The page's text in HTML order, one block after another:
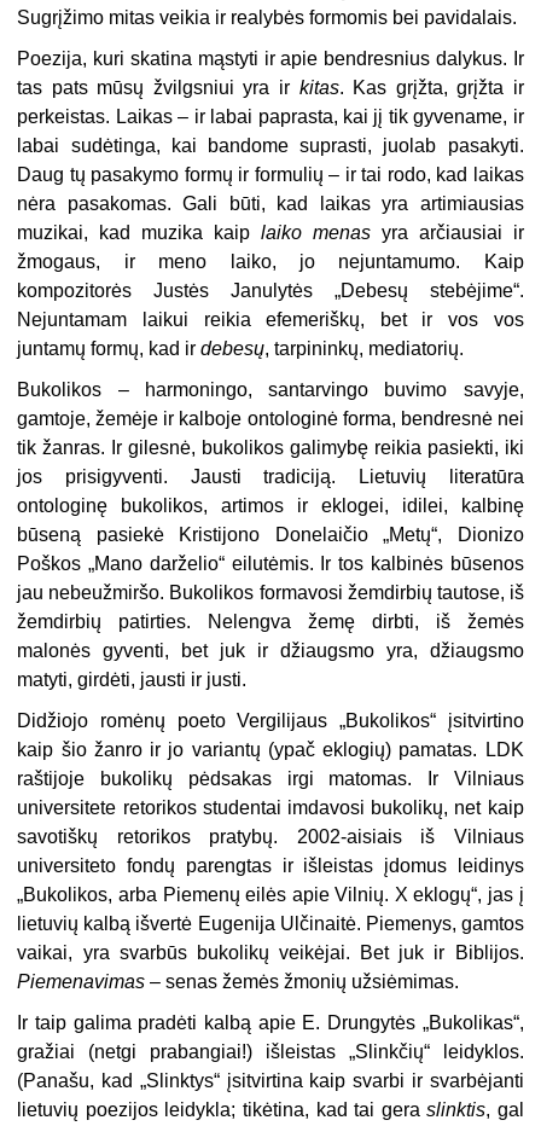
Sugrįžimo mitas veikia ir realybės formomis bei pavidalais.
Poezija, kuri skatina mąstyti ir apie bendresnius dalykus. Ir
tas pats mūsų žvilgsniui yra ir kitas. Kas grįžta, grįžta ir
perkeistas. Laikas – ir labai paprasta, kai jį tik gyvename, ir
labai sudėtinga, kai bandome suprasti, juolab pasakyti.
Daug tų pasakymo formų ir formulių – ir tai rodo, kad laikas
nėra pasakomas. Gali būti, kad laikas yra artimiausias
muzikai, kad muzika kaip laiko menasyra arčiausiai ir
žmogaus, ir meno laiko, jo nejuntamumo. Kaip
kompozitorės Justės Janulytės „Debesų stebėjime“.
Nejuntamam laikui reikia efemeriškų, bet ir vos vos
juntamų formų, kad irdebesų, tarpininkų, mediatorių.
Bukolikos – harmoningo, santarvingo buvimo savyje,
gamtoje, žemėje ir kalboje ontologinė forma, bendresnė nei
tik žanras. Ir gilesnė, bukolikos galimybę reikia pasiekti, iki
jos prisigyventi. Jausti tradiciją. Lietuvių literatūra
ontologinę bukolikos, artimos ir eklogei, idilei, kalbinę
būseną pasiekė Kristijono Donelaičio „Metų“, Dionizo
Poškos „Mano darželio“ eilutėmis. Ir tos kalbinės būsenos
jau nebeužmiršo. Bukolikos formavosi žemdirbių tautose, iš
žemdirbių patirties. Nelengva žemę dirbti, iš žemės
malonės gyventi, bet juk ir džiaugsmo yra, džiaugsmo
matyti, girdėti, jausti ir justi.
Didžiojo romėnų poeto Vergilijaus „Bukolikos“ įsitvirtino
kaip šio žanro ir jo variantų (ypač eklogių) pamatas. LDK
raštijoje bukolikų pėdsakas irgi matomas. Ir Vilniaus
universitete retorikos studentai imdavosi bukolikų, net kaip
savotiškų retorikos pratybų. 2002-aisiais iš Vilniaus
universiteto fondų parengtas ir išleistas įdomus leidinys
„Bukolikos, arba Piemenų eilės apie Vilnių. X eklogų“, jas į
lietuvių kalbą išvertė Eugenija Ulčinaitė. Piemenys, gamtos
vaikai, yra svarbūs bukolikų veikėjai. Bet juk ir Biblijos.
Piemenavimas – senas žemės žmonių užsiėmimas.
Ir taip galima pradėti kalbą apie E. Drungytės „Bukolikas“,
gražiai (netgi prabangiai!) išleistas „Slinkčių“ leidyklos.
(Panašu, kad „Slinktys“ įsitvirtina kaip svarbi ir svarbėjanti
lietuvių poezijos leidykla; tikėtina, kad tai geraslinktis, gal